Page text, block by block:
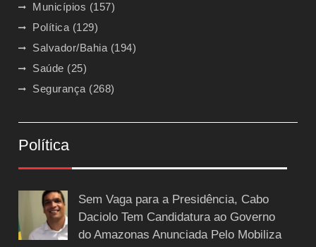
Municípios (157)
Política (129)
Salvador/Bahia (194)
Saúde (25)
Segurança (268)
Política
Sem Vaga para a Presidência, Cabo
Daciolo Tem Candidatura ao Governo
do Amazonas Anunciada Pelo Mobiliza